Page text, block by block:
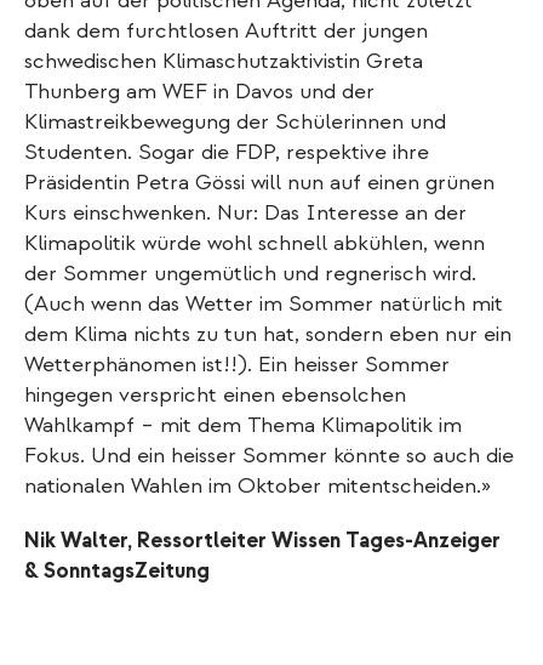
dank dem furchtlosen Auftritt der jungen
schwedischen Klimaschutzaktivistin Greta
Thunberg am WEF in Davos und der
Klimastreikbewegung der Schülerinnen und
Studenten. Sogar die FDP, respektive ihre
Präsidentin Petra Gössi will nun auf einen grünen
Kurs einschwenken. Nur: Das Interesse an der
Klimapolitik würde wohl schnell abkühlen, wenn
der Sommer ungemütlich und regnerisch wird.
(Auch wenn das Wetter im Sommer natürlich mit
dem Klima nichts zu tun hat, sondern eben nur ein
Wetterphänomen ist!!). Ein heisser Sommer
hingegen verspricht einen ebensolchen
Wahlkampf – mit dem Thema Klimapolitik im
Fokus. Und ein heisser Sommer könnte so auch die
nationalen Wahlen im Oktober mitentscheiden.»
Nik Walter, Ressortleiter Wissen Tages-Anzeiger
& SonntagsZeitung